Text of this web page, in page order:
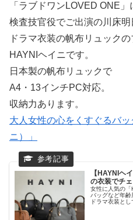
「ラブドワンLOVED ONE」
検査技官役でご出演の川床
ドラマ衣装の帆布リュック
HAYNIヘイニです。
日本製の帆布リュックで
A4・13インチPC対応。
収納力あります。
大人女性の心をくすぐるバ
ニ）」
【HAYNIヘ
の衣装でチ
女性に人気の「
バッグなど年齢
ドラマ衣装と